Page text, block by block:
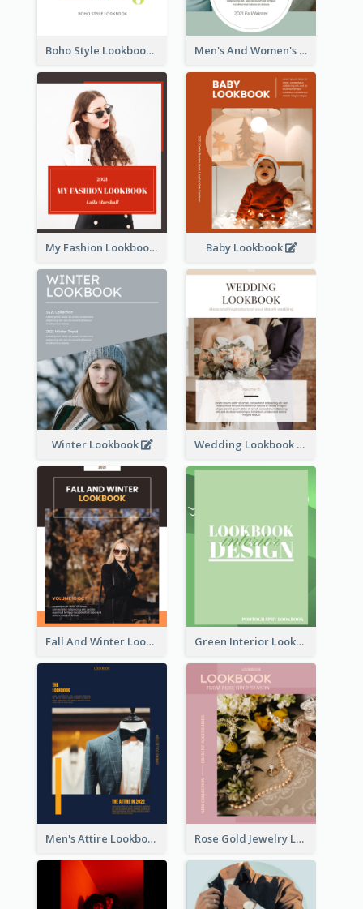
Boho Style Lookbook Men's And Women's Lookbook
My Fashion Lookbook Baby Lookbook
Winter Lookbook Wedding Lookbook
Fall And Winter Lookbook Green Interior Lookbook
Men's Attire Lookbook Rose Gold Jewelry Lookbook